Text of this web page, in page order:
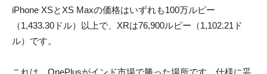
iPhone XSとXS Maxの価格はいずれも100万ルピー
（1,433.30ドル）以上で、XRは76,900ルピー（1,102.21ド
ル）です。
これは、OnePlusがインド市場で勝った場所です。仕様に妥